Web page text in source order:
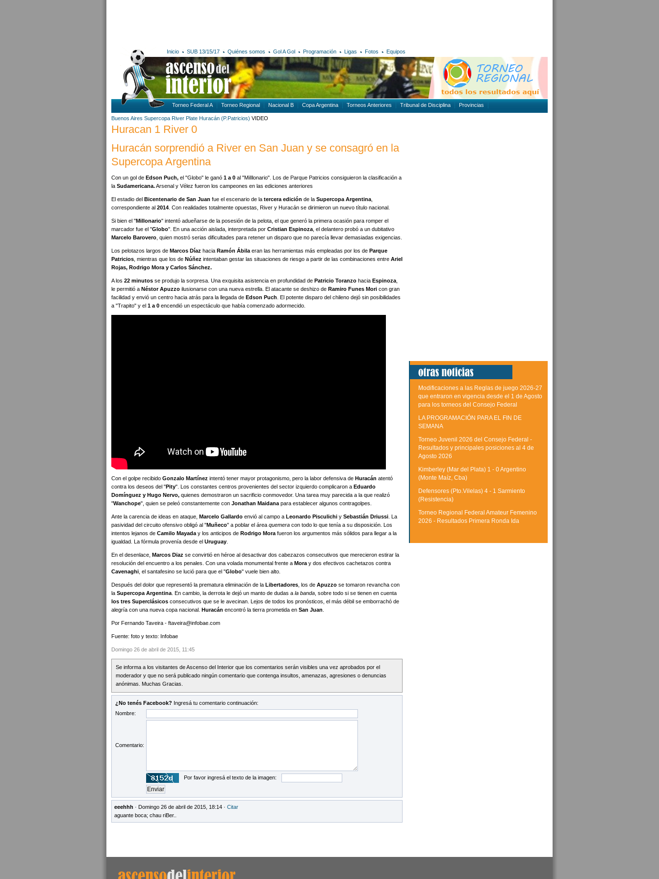
Inicio SUB 13/15/17 Quiénes somos Gol A Gol Programación Ligas Fotos Equipos
Torneo Federal A Torneo Regional Nacional B Copa Argentina Torneos Anteriores Tribunal de Disciplina Provincias
Buenos Aires Supercopa River Plate Huracán (P.Patricios) VIDEO
Huracan 1 River 0
Huracán sorprendió a River en San Juan y se consagró en la
Supercopa Argentina
Con un gol de Edson Puch, el "Globo" le ganó 1 a 0 al "MiIllonario". Los de Parque Patricios consiguieron la clasificación a
la Sudamericana.Arsenal y Vélez fueron los campeones en las ediciones anteriores
El estadio del Bicentenario de San Juan fue el escenario de la tercera edición de la Supercopa Argentina
correspondiente al 2014 . Con realidades totalmente opuestas, River y Huracán se dirimieron un nuevo título nacional.
Si bien el "Millonario" intentó adueñarse de la posesión de la pelota, el que generó la primera ocasión para romper el
marcador fue el "Globo". En una acción aislada, interpretada por Cristian Espinoza , el delantero probó a un dubitativo
Marcelo Barovero , quien mostró serias dificultades para retener un disparo que no parecía llevar demasiadas exigencias.
Los pelotazos largos de Marcos Díaz hacia Ramón Ábila eran las herramientas más empleadas por los de Parque
Patricios , mientras que los de Núñez intentaban gestar las situaciones de riesgo a partir de las combinaciones entre Ariel
Rojas, Rodrigo Mora y Carlos Sánchez.
A los 22 minutos se produjo la sorpresa. Una exquisita asistencia en profundidad de Patricio Toranzo hacia Espinoza
le permitió a Néstor Apuzzo ilusionarse con una nueva estrella. El atacante se deshizo de Ramiro Funes Mori con gran
facilidad y envió un centro hacia atrás para la llegada de Edson Puch . El potente disparo del chileno dejó sin posibilidades
a "Trapito" y el 1 a 0 encendió un espectáculo que había comenzado adormecido.
Con el golpe recibido Gonzalo Martínez intentó tener mayor protagonismo, pero la labor defensiva de Huracán atentó
contra los deseos del "Pity". Los constantes centros provenientes del sector izquierdo complicaron a Eduardo
Domínguez y Hugo Nervo, quienes demostraron un sacrificio conmovedor. Una tarea muy parecida a la que realizó
"Wanchope", quien se peleó constantemente con Jonathan Maidana para establecer algunos contragolpes.
Ante la carencia de ideas en ataque, Marcelo Gallardo envió al campo a Leonardo Pisculichi y Sebastián Driussi . La
pasividad del circuito ofensivo obligó al "Muñeco" a poblar el área quemera con todo lo que tenía a su disposición. Los
intentos lejanos de Camilo Mayada y los anticipos de Rodrigo Mora fueron los argumentos más sólidos para llegar a la
igualdad. La fórmula provenía desde el Uruguay
En el desenlace, Marcos Dïaz se convirtió en héroe al desactivar dos cabezazos consecutivos que merecieron estirar la
resolución del encuentro a los penales. Con una volada monumental frente a Mora y dos efectivos cachetazos contra
Cavenaghi , el santafesino se lució para que el "Globo" vuele bien alto.
Después del dolor que representó la prematura eliminación de la Libertadores , los de Apuzzo se tomaron revancha con
la Supercopa Argentina . En cambio, la derrota le dejó un manto de dudas a la banda , sobre todo si se tienen en cuenta
los tres Superclásicos consecutivos que se le avecinan. Lejos de todos los pronósticos, el más débil se emborrachó de
alegría con una nueva copa nacional. Huracán encontró la tierra prometida en San Juan
Por Fernando Taveira - ftaveira@infobae.com
Fuente: foto y texto: Infobae
Domingo 26 de abril de 2015, 11:45
Se informa a los visitantes de Ascenso del Interior que los comentarios serán visibles una vez aprobados por el
moderador y que no será publicado ningún comentario que contenga insultos, amenazas, agresiones o denuncias
anónimas. Muchas Gracias.
¿No tenés Facebook? Ingresá tu comentario continuación:
Nombre:
Comentario:
Por favor ingresá el texto de la imagen:
eeehhh · Domingo 26 de abril de 2015, 18:14 · Citar
aguante boca; chau riBer..
Modificaciones a las Reglas de juego 2026-27
que entraron en vigencia desde el 1 de Agosto
para los torneos del Consejo Federal
LA PROGRAMACIÓN PARA EL FIN DE
SEMANA
Torneo Juvenil 2026 del Consejo Federal -
Resultados y principales posiciones al 4 de
Agosto 2026
Kimberley (Mar del Plata) 1 - 0 Argentino
(Monte Maíz, Cba)
Defensores (Pto.Vilelas) 4 - 1 Sarmiento
(Resistencia)
Torneo Regional Federal Amateur Femenino
2026 - Resultados Primera Ronda Ida